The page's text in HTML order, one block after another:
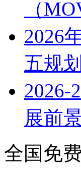
（
2026
五规
2026-
展前
全国免